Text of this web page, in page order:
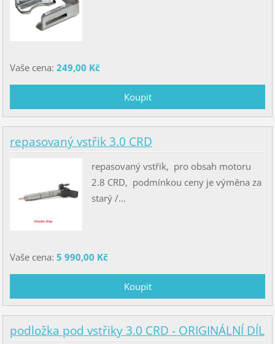
Vaše cena: 249,00 Kč
repasovaný vstřik 3.0 CRD
repasovaný vstřik, pro obsah motoru
2.8 CRD, podmínkou ceny je výměna za
starý /...
Vaše cena: 5 990,00 Kč
podložka pod vstřiky 3.0 CRD - ORIGINÁLNÍ DÍL